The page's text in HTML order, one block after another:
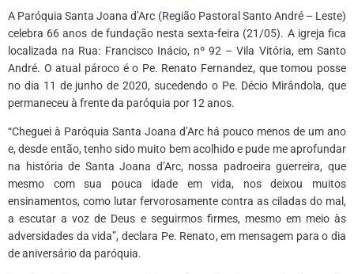
A Paróquia Santa Joana d’Arc (Região Pastoral Santo André – Leste)
celebra 66 anos de fundação nesta sexta-feira (21/05). A igreja fica
localizada na Rua: Francisco Inácio, nº 92 – Vila Vitória, em Santo
André. O atual pároco é o Pe. Renato Fernandez, que tomou posse
no dia 11 de junho de 2020, sucedendo o Pe. Décio Mirândola, que
permaneceu à frente da paróquia por 12 anos.
“Cheguei à Paróquia Santa Joana d’Arc há pouco menos de um ano
e, desde então, tenho sido muito bem acolhido e pude me aprofundar
na história de Santa Joana d’Arc, nossa padroeira guerreira, que
mesmo com sua pouca idade em vida, nos deixou muitos
ensinamentos, como lutar fervorosamente contra as ciladas do mal,
a escutar a voz de Deus e seguirmos firmes, mesmo em meio às
adversidades da vida”, declara Pe. Renato, em mensagem para o dia
de aniversário da paróquia.